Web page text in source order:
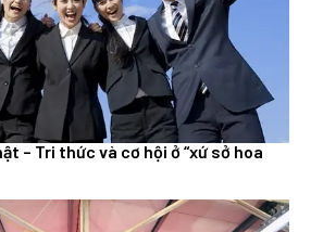
– Tri thức và cơ hội ở “xứ sở hoa